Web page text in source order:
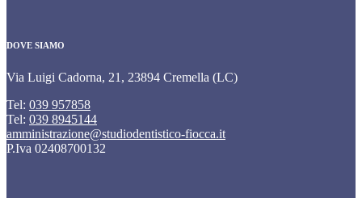
DOVE SIAMO
Via Luigi Cadorna, 21, 23894 Cremella (LC)
Tel: 039 957858
Tel: 039 8945144
amministrazione@studiodentistico-fiocca.it
P.Iva 02408700132